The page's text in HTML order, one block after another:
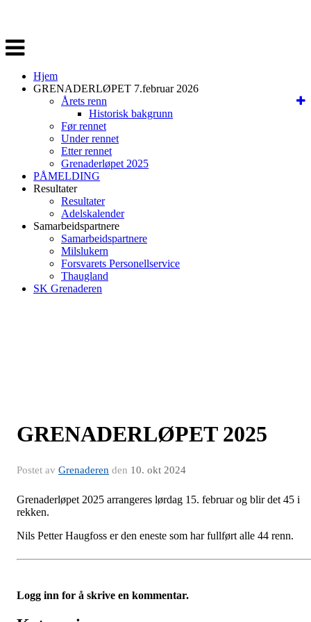
Veksle
navigasjon
Hjem
GRENADERLØPET 7.februar 2026
Årets renn
Historisk bakgrunn
Før rennet
Under rennet
Etter rennet
Grenaderløpet 2025
PÅMELDING
Resultater
Resultater
Adelskalender
Samarbeidspartnere
Samarbeidspartnere
Milslukern
Forsvarets Personellservice
Thaugland
SK Grenaderen
GRENADERLØPET 2025
Postet av Grenaderen den 10. okt 2024
Grenaderløpet 2025 arrangeres lørdag 15. februar og blir det 45 i
rekken.
Nils Petter Haugfoss er den eneste som har fullført alle 44 renn.
Logg inn for å skrive en kommentar.